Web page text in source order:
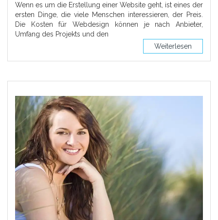
Wenn es um die Erstellung einer Website geht, ist eines der
ersten Dinge, die viele Menschen interessieren, der Preis.
Die Kosten für Webdesign können je nach Anbieter,
Umfang des Projekts und den
Weiterlesen